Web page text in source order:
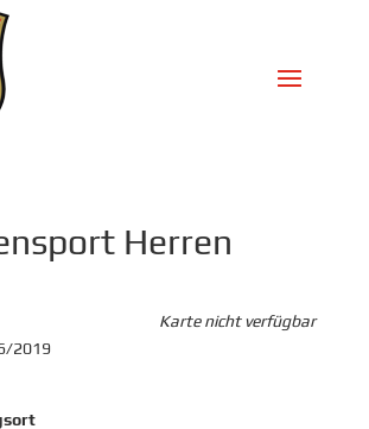
Herren
Karte nicht verfügbar
2019